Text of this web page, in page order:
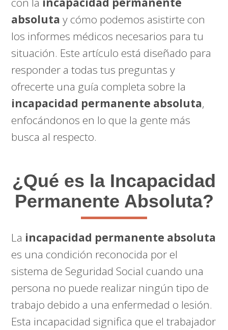
absoluta y cómo podemos asistirte con
los informes médicos necesarios para tu
situación. Este artículo está diseñado para
responder a todas tus preguntas y
ofrecerte una guía completa sobre la
incapacidad permanente absoluta,
enfocándonos en lo que la gente más
busca al respecto.
¿Qué es la Incapacidad
Permanente Absoluta?
La incapacidad permanente absoluta
es una condición reconocida por el
sistema de Seguridad Social cuando una
persona no puede realizar ningún tipo de
trabajo debido a una enfermedad o lesión.
Esta incapacidad significa que el trabajador